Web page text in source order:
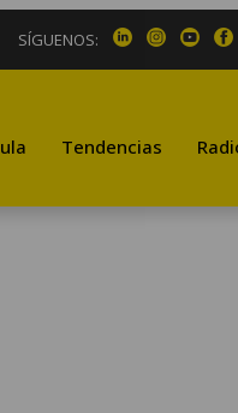
SÍGUENOS:
Tendencias